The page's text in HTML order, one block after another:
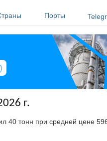
Порты
г.
40 тонн при средней цене